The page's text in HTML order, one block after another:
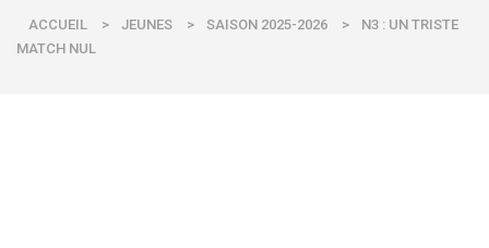
ACCUEIL > JEUNES > SAISON 2025-2026 >
N3 : UN TRISTE
MATCH NUL